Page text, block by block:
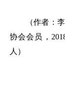
（作者：李
协会会员，
人）